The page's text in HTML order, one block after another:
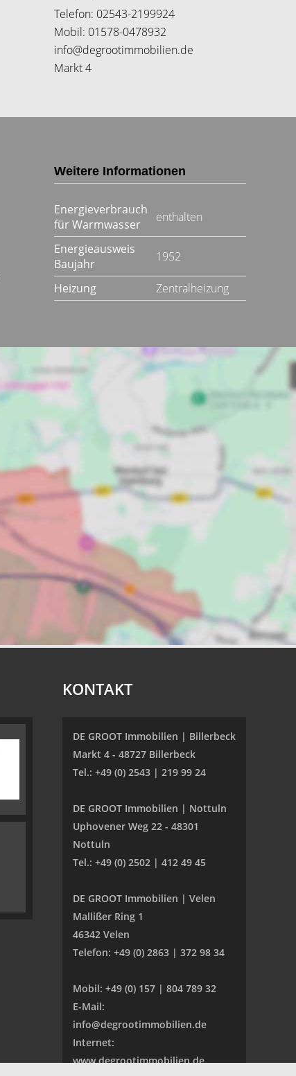
Telefon: 02543-2199924
Mobil: 01578-0478932
info@degrootimmobilien.de
Markt 4
Weitere Informationen
Energieverbrauch
für Warmwasser
enthalten
Energieausweis
Baujahr
1952
Heizung Zentralheizung
KONTAKT
DE GROOT Immobilien | Billerbeck
Markt 4 - 48727 Billerbeck
Tel.: +49 (0) 2543 | 219 99 24
DE GROOT Immobilien | Nottuln
Uphovener Weg 22 - 48301
Nottuln
Tel.: +49 (0) 2502 | 412 49 45
DE GROOT Immobilien | Velen
Mallißer Ring 1
46342 Velen
Telefon: +49 (0) 2863 | 372 98 34
Mobil: +49 (0) 157 | 804 789 32
E-Mail:
info@degrootimmobilien.de
Internet:
www.degrootimmobilien.de